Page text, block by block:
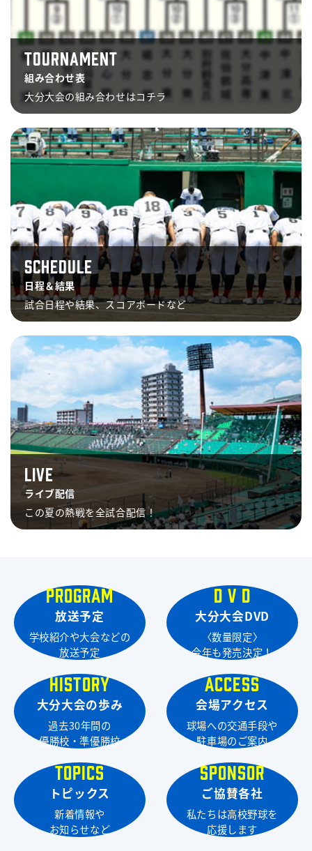
TOURNAMENT
組み合わせ表
大分大会の組み合わせはコチラ
SCHEDULE
日程＆結果
試合日程や結果、スコアボードなど
LIVE
ライブ配信
この夏の熱戦を全試合配信！
PROGRAM
放送予定
学校紹介や大会などの
放送予定
D V D
大分大会DVD
〈数量限定〉
今年も発売決定！
HISTORY
大分大会の歩み
過去30年間の
優勝校・準優勝校
ACCESS
会場アクセス
球場への交通手段や
駐車場のご案内
TOPICS
トピックス
新着情報や
お知らせなど
SPONSOR
ご協賛各社
私たちは高校野球を
応援します